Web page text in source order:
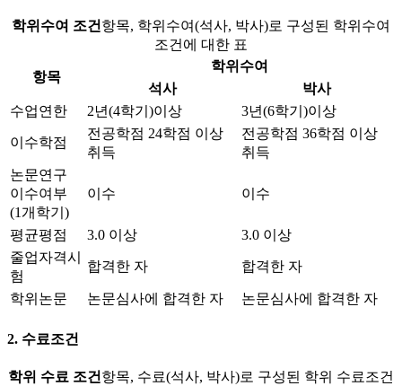
학위수여 조건 항목, 학위수여(석사, 박사)로 구성된 학위수여
조건에 대한 표
항목
학위수여
석사
박사
수업연한
2년(4학기)이상 3년(6학기)이상
이수학점
전공학점 24학점 이상
취득
전공학점 36학점 이상
취득
논문연구
이수여부
(1개학기)
이수 이수
평균평점 3.0 이상
3.0 이상
줄업자격시
험
합격한 자 합격한 자
학위논문 논문심사에 합격한 자 논문심사에 합격한 자
2. 수료조건
학위 수료 조건 항목, 수료(석사, 박사)로 구성된 학위 수료조건